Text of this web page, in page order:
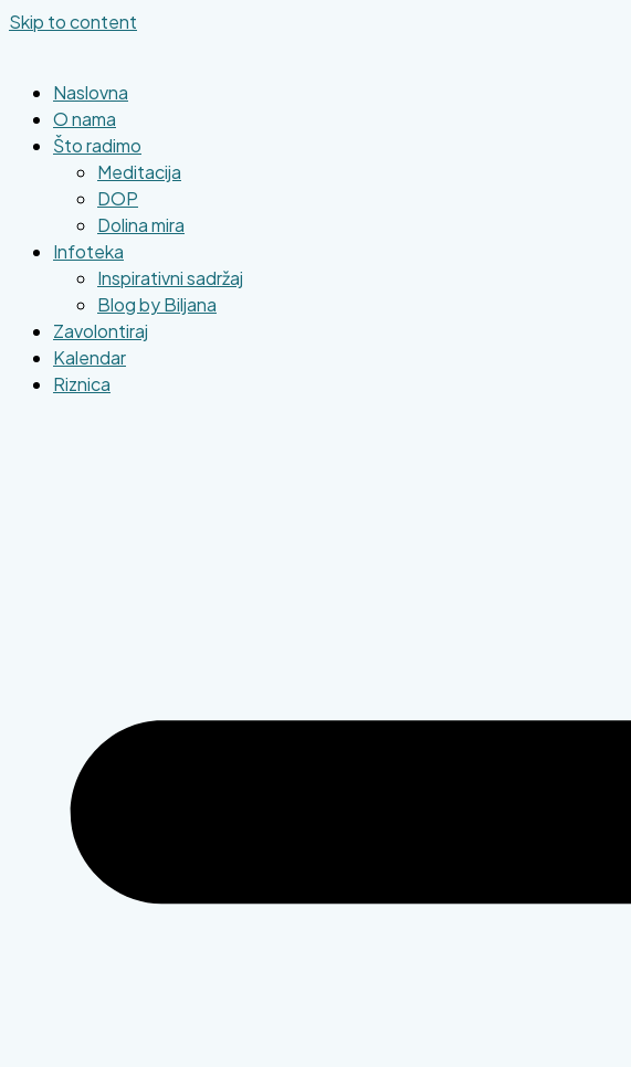
Skip to content
Naslovna
O nama
Što radimo
Meditacija
DOP
Dolina mira
Infoteka
Inspirativni sadržaj
Blog by Biljana
Zavolontiraj
Kalendar
Riznica